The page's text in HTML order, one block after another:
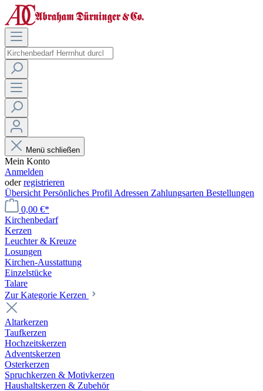
Menü schließen
Mein Konto
Anmelden
oderregistrieren
Übersicht Persönliches Profil Adressen Zahlungsarten Bestellungen
0,00 €*
Kirchenbedarf
Kerzen
Leuchter & Kreuze
Losungen
Kirchen-Ausstattung
Einzelstücke
Talare
Zur Kategorie Kerzen
Altarkerzen
Taufkerzen
Hochzeitskerzen
Adventskerzen
Osterkerzen
Spruchkerzen & Motivkerzen
Haushaltskerzen & Zubehör